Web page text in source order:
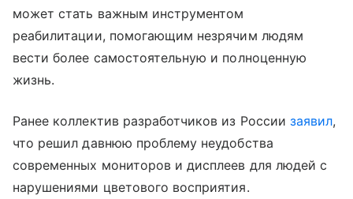
может стать важным инструментом
реабилитации, помогающим незрячим людям
вести более самостоятельную и полноценную
жизнь.
Ранее коллектив разработчиков из России заявил,
что решил давнюю проблему неудобства
современных мониторов и дисплеев для людей с
нарушениями цветового восприятия.